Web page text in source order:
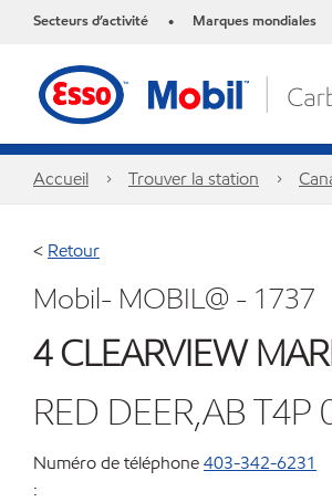
Secteurs d’activité • Marques mondiales
Accueil Trouver la station
< Retour
Mobil- MOBIL@ - 1737
4 CLEARVIEW
RED DEER,AB T4P
Numéro de téléphone
:
403-342-6231